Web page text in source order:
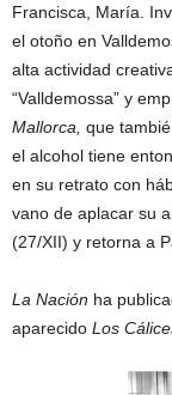
Francisca, María.
el otoño en
alta actividad
“Valldemossa” y
Mallorca, que
el alcohol tiene
en su retrato con
vano de aplacar su
(27/XII) y retorna a
La Nación ha
aparecido Los